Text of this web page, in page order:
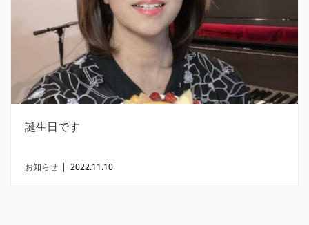
誕生日です
お知らせ | 2022.11.10